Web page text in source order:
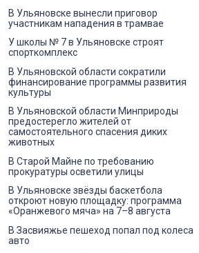
В Ульяновске вынесли приговор
участникам нападения в трамвае
У школы № 7 в Ульяновске строят
спорткомплекс
В Ульяновской области сократили
финансирование программы развития
культуры
В Ульяновской области Минприроды
предостерегло жителей от
самостоятельного спасения диких
животных
В Старой Майне по требованию
прокуратуры осветили улицы
В Ульяновске звёзды баскетбола
откроют новую площадку: программа
«Оранжевого мяча» на 7–8 августа
В Засвияжье пешеход попал под колеса
авто